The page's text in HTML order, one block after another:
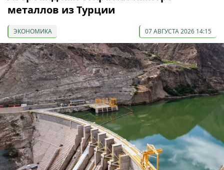
металлов из Турции
ЭКОНОМИКА 07 АВГУСТА 2026 14:15